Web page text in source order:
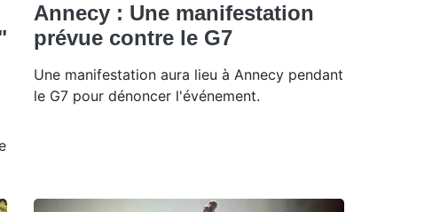
Annecy : Une manifestation
prévue contre le G7
Une manifestation aura lieu à Annecy pendant
le G7 pour dénoncer l'événement.